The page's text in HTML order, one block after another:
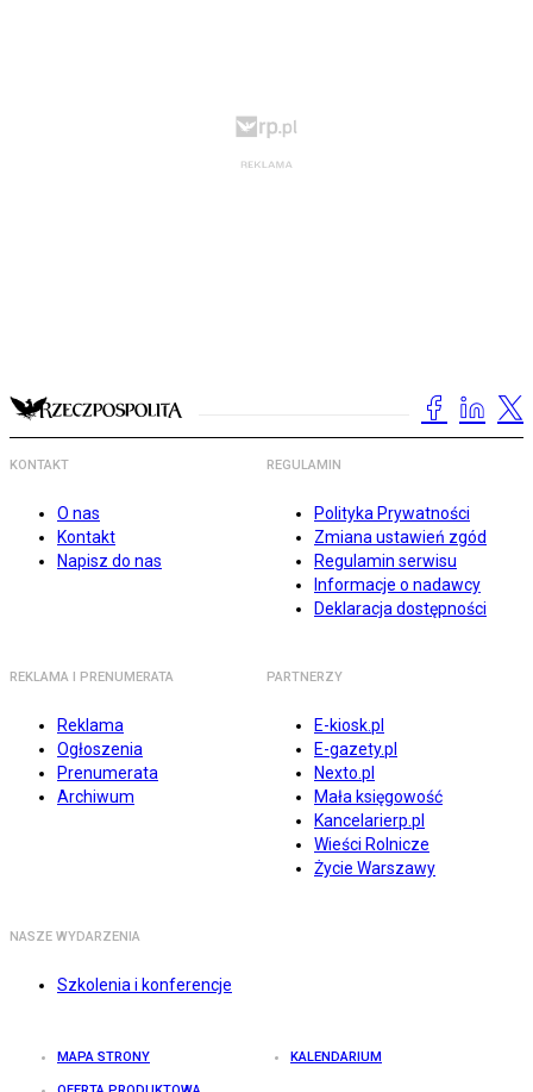
KONTAKT
O nas
Kontakt
Napisz do nas
REGULAMIN
Polityka Prywatności
Zmiana ustawień zgód
Regulamin serwisu
Informacje o nadawcy
Deklaracja dostępności
REKLAMA I PRENUMERATA
Reklama
Ogłoszenia
Prenumerata
Archiwum
PARTNERZY
E-kiosk.pl
E-gazety.pl
Nexto.pl
Mała księgowość
Kancelarierp.pl
Wieści Rolnicze
Życie Warszawy
NASZE WYDARZENIA
Szkolenia i konferencje
MAPA STRONY KALENDARIUM